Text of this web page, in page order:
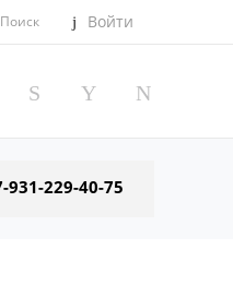
Поиск Войти
931-229-40-75